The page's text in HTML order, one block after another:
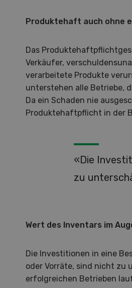
Produktehaft auch ohne
Das
Verkäufer,
verarbeitete Produkte
unterstehen alle Betriebe,
Da ein Schaden nie
Produktehaftpflicht in der
«Die
zu
Wert des Inventars im
Die Investitionen in eine
oder Vorräte, sind nicht zu
erfolgreichen Betrieben